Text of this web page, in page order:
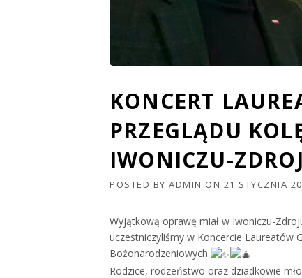
KONCERT
PRZEGLĄDU
IWONICZU-
POSTED BY ADMIN ON 21 STYCZNIA
Wyjątkową oprawę miał w Iwoniczu-
uczestniczyliśmy w Koncercie Laureatów
Bożonarodzeniowych
Rodzice, rodzeństwo oraz dziadkowie